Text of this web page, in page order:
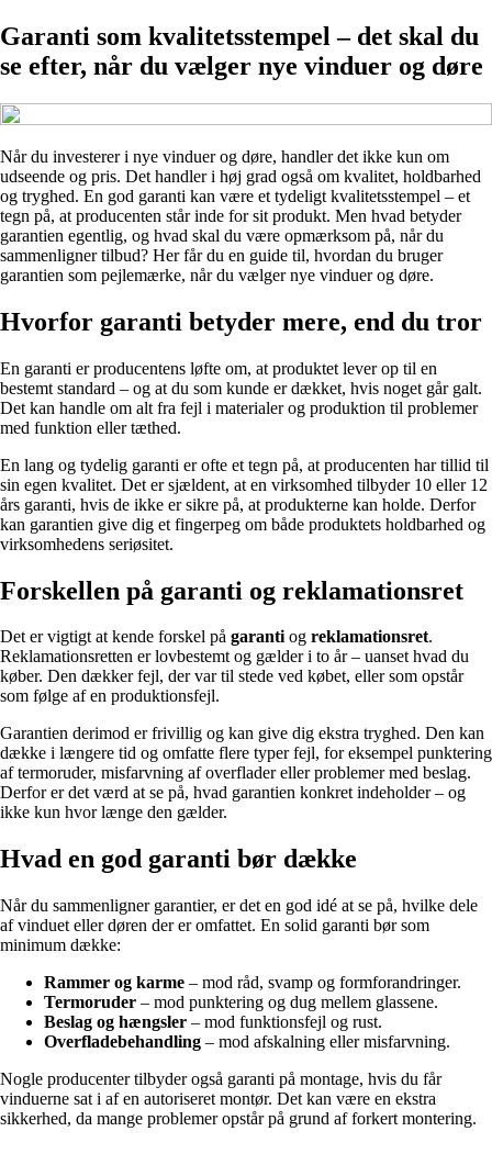
Garanti som kvalitetsstempel – det skal du
se efter, når du vælger nye vinduer og døre
Når du investerer i nye vinduer og døre, handler det ikke kun om
udseende og pris. Det handler i høj grad også om kvalitet, holdbarhed
og tryghed. En god garanti kan være et tydeligt kvalitetsstempel – et
tegn på, at producenten står inde for sit produkt. Men hvad betyder
garantien egentlig, og hvad skal du være opmærksom på, når du
sammenligner tilbud? Her får du en guide til, hvordan du bruger
garantien som pejlemærke, når du vælger nye vinduer og døre.
Hvorfor garanti betyder mere, end du tror
En garanti er producentens løfte om, at produktet lever op til en
bestemt standard – og at du som kunde er dækket, hvis noget går galt.
Det kan handle om alt fra fejl i materialer og produktion til problemer
med funktion eller tæthed.
En lang og tydelig garanti er ofte et tegn på, at producenten har tillid til
sin egen kvalitet. Det er sjældent, at en virksomhed tilbyder 10 eller 12
års garanti, hvis de ikke er sikre på, at produkterne kan holde. Derfor
kan garantien give dig et fingerpeg om både produktets holdbarhed og
virksomhedens seriøsitet.
Forskellen på garanti og reklamationsret
Det er vigtigt at kende forskel på garantiog reklamationsret.
Reklamationsretten er lovbestemt og gælder i to år – uanset hvad du
køber. Den dækker fejl, der var til stede ved købet, eller som opstår
som følge af en produktionsfejl.
Garantien derimod er frivillig og kan give dig ekstra tryghed. Den kan
dække i længere tid og omfatte flere typer fejl, for eksempel punktering
af termoruder, misfarvning af overflader eller problemer med beslag.
Derfor er det værd at se på, hvad garantien konkret indeholder – og
ikke kun hvor længe den gælder.
Hvad en god garanti bør dække
Når du sammenligner garantier, er det en god idé at se på, hvilke dele
af vinduet eller døren der er omfattet. En solid garanti bør som
minimum dække:
Rammer og karme – mod råd, svamp og formforandringer.
Termoruder – mod punktering og dug mellem glassene.
Beslag og hængsler – mod funktionsfejl og rust.
Overfladebehandling – mod afskalning eller misfarvning.
Nogle producenter tilbyder også garanti på montage, hvis du får
vinduerne sat i af en autoriseret montør. Det kan være en ekstra
sikkerhed, da mange problemer opstår på grund af forkert montering.